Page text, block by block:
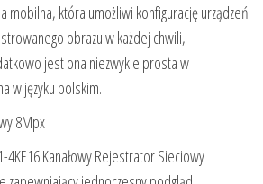
mobilna, która umożliwi konfigurację urządzeń
obrazu w każdej chwili,
jest ona niezwykle prosta w
w języku polskim.
8Mpx
4KE16 Kanałowy Rejestrator Sieciowy